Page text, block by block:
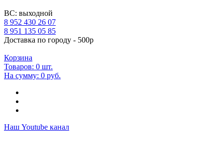
ВС: выходной
8 952 430 26 07
8 951 135 05 85
Доставка по городу - 500р
Корзина
Товаров: 0 шт.
На сумму: 0 руб.
Наш Youtube канал